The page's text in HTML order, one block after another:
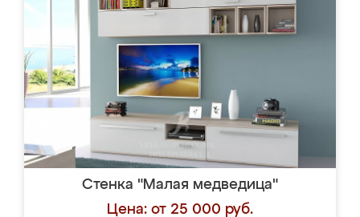
Стенка "Малая медведица"
Цена: от 25 000 руб.